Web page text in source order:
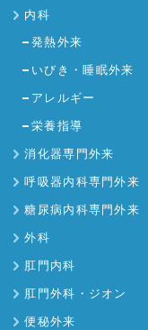
内科
発熱外来
いびき・睡眠外来
アレルギー
栄養指導
消化器専門外来
呼吸器内科専門外来
糖尿病内科専門外来
外科
肛門内科
肛門外科・ジオン
便秘外来